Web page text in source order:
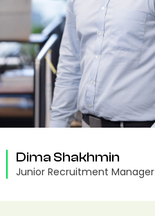
Dima Shakhmin
Junior Recruitment Manager